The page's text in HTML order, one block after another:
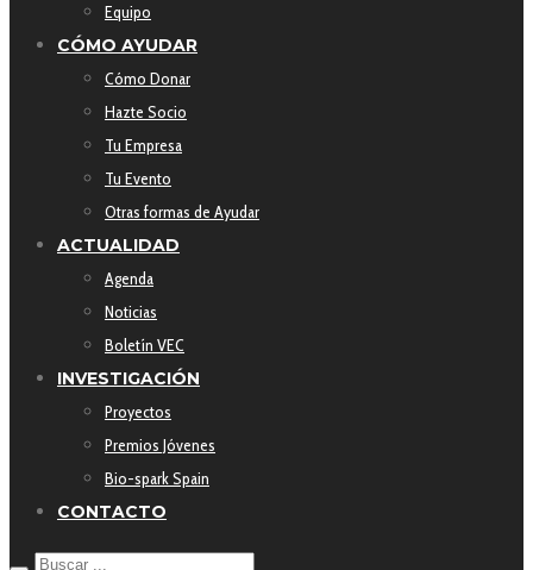
Equipo
CÓMO AYUDAR
Cómo Donar
Hazte Socio
Tu Empresa
Tu Evento
Otras formas de Ayudar
ACTUALIDAD
Agenda
Noticias
Boletín VEC
INVESTIGACIÓN
Proyectos
Premios Jóvenes
Bio-spark Spain
CONTACTO